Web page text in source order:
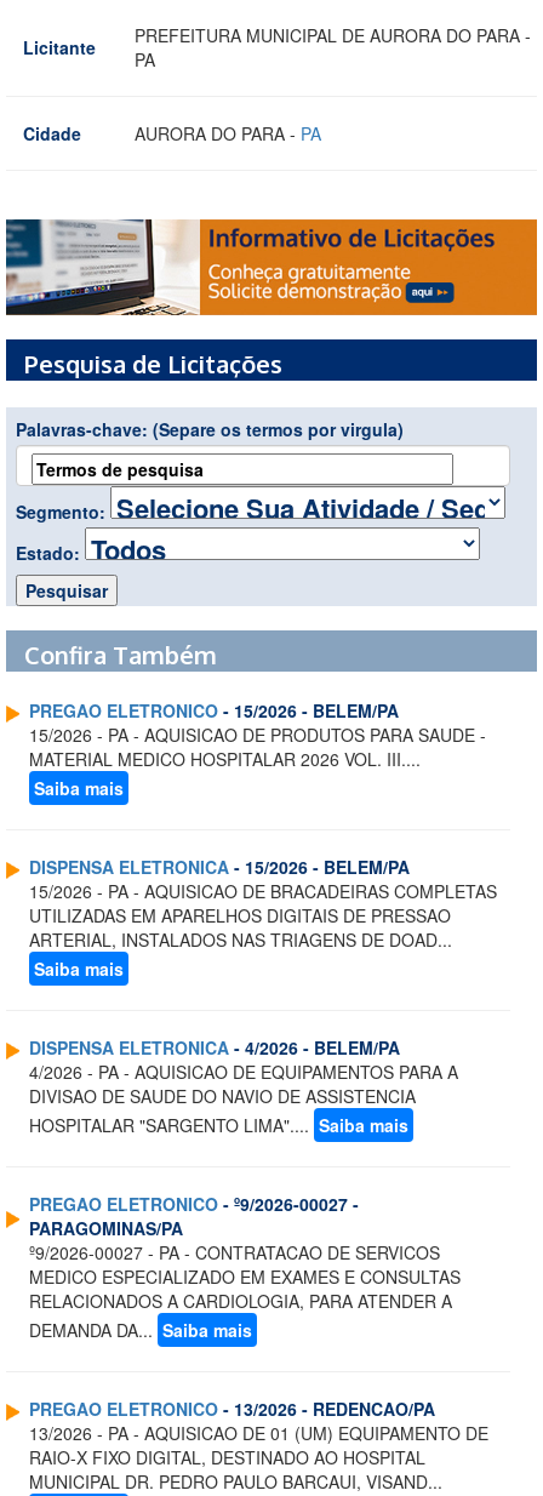
Licitante
PREFEITURA MUNICIPAL DE AURORA DO PARA -
PA
Cidade AURORA DO PARA - PA
Pesquisa de Licitações
Palavras-chave: (Separe os termos por virgula)
Segmento:
Estado:
Confira Também
PREGAO ELETRONICO - 15/2026 - BELEM/PA
15/2026 - PA - AQUISICAO DE PRODUTOS PARA SAUDE -
MATERIAL MEDICO HOSPITALAR 2026 VOL. III....
Saiba mais
DISPENSA ELETRONICA - 15/2026 - BELEM/PA
15/2026 - PA - AQUISICAO DE BRACADEIRAS COMPLETAS
UTILIZADAS EM APARELHOS DIGITAIS DE PRESSAO
ARTERIAL, INSTALADOS NAS TRIAGENS DE DOAD...
Saiba mais
DISPENSA ELETRONICA - 4/2026 - BELEM/PA
4/2026 - PA - AQUISICAO DE EQUIPAMENTOS PARA A
DIVISAO DE SAUDE DO NAVIO DE ASSISTENCIA
HOSPITALAR "SARGENTO LIMA".... Saiba mais
PREGAO ELETRONICO - º9/2026-00027 -
PARAGOMINAS/PA
º9/2026-00027 - PA - CONTRATACAO DE SERVICOS
MEDICO ESPECIALIZADO EM EXAMES E CONSULTAS
RELACIONADOS A CARDIOLOGIA, PARA ATENDER A
DEMANDA DA... Saiba mais
PREGAO ELETRONICO - 13/2026 - REDENCAO/PA
13/2026 - PA - AQUISICAO DE 01 (UM) EQUIPAMENTO DE
RAIO-X FIXO DIGITAL, DESTINADO AO HOSPITAL
MUNICIPAL DR. PEDRO PAULO BARCAUI, VISAND...